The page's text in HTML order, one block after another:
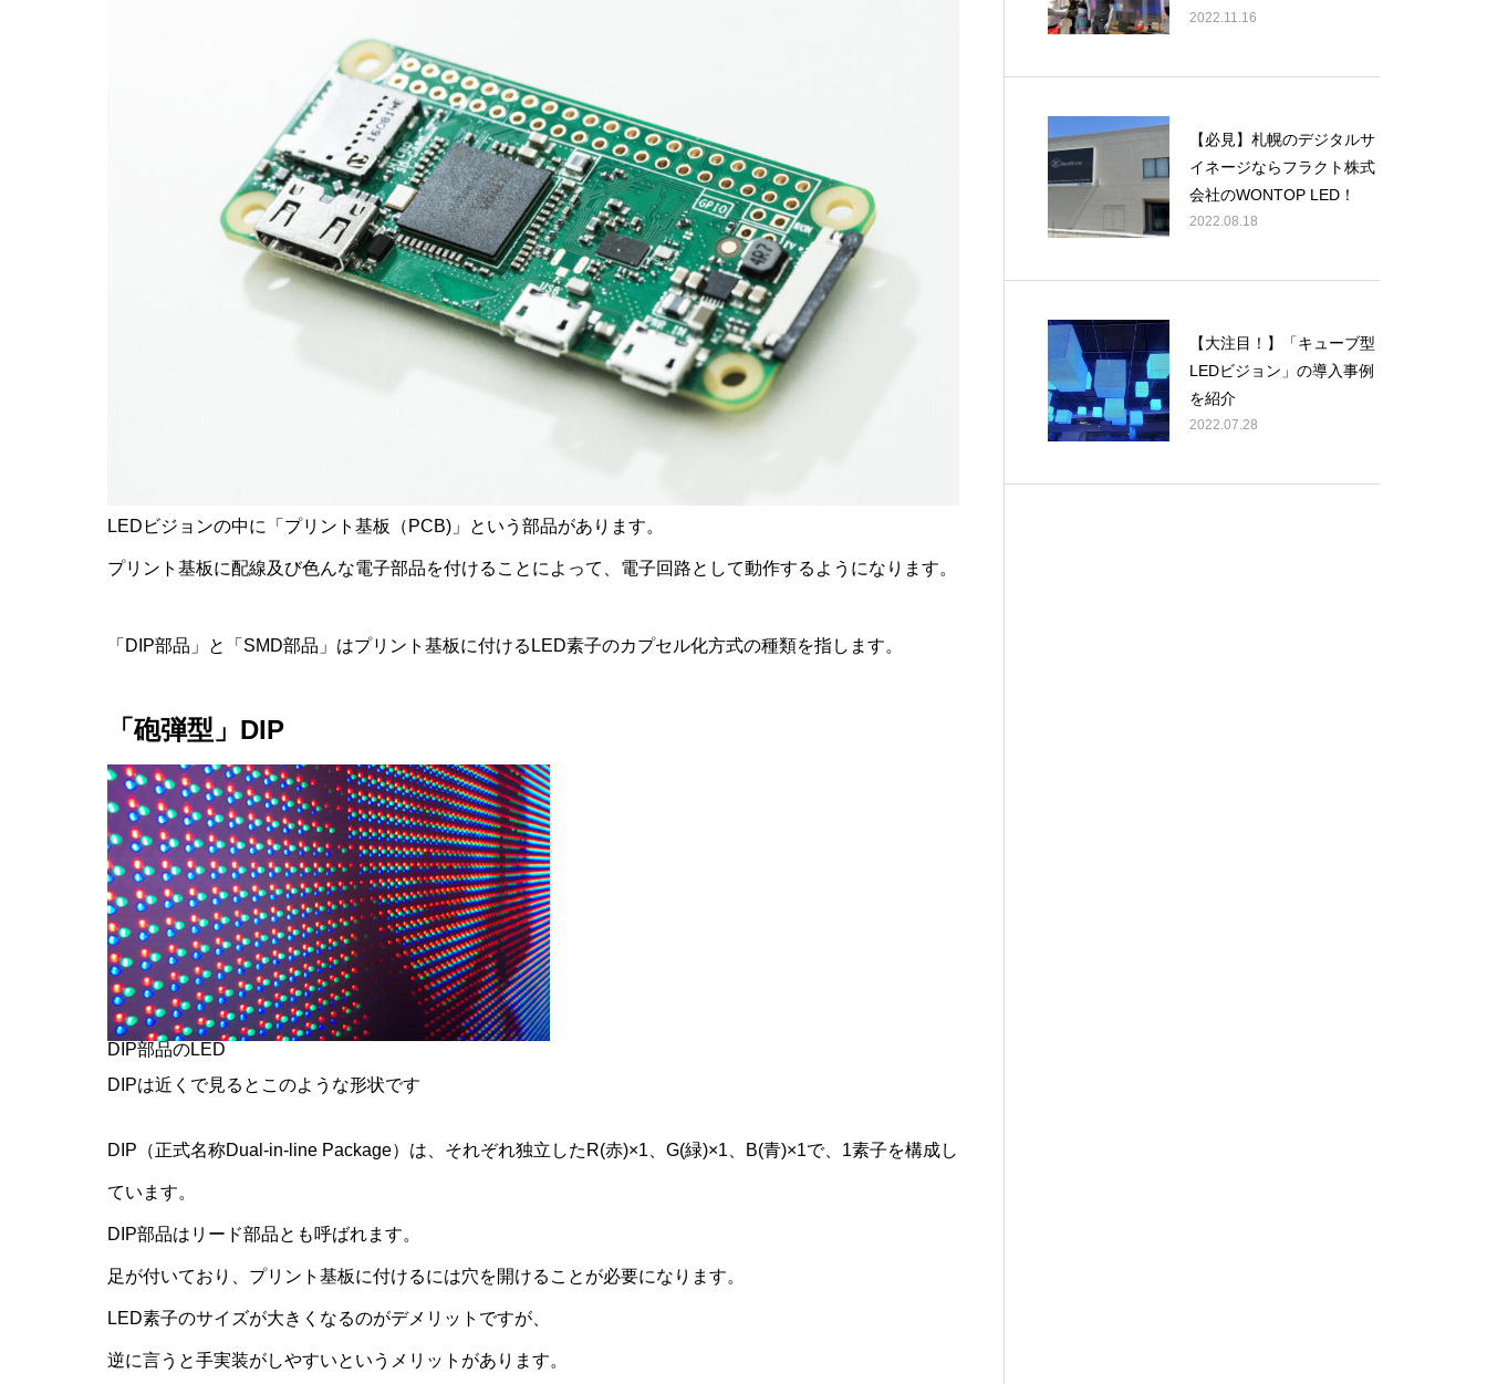
LEDビジョンの中に「プリント基板（PCB)」という部品があります。
プリント基板に配線及び色んな電子部品を付けることによって、電子回路として動作するようになります。
「DIP部品」と「SMD部品」はプリント基板に付けるLED素子のカプセル化方式の種類を指します。
「砲弾型」DIP
DIP部品のLED
DIPは近くで見るとこのような形状です
DIP（正式名称Dual-in-line Package）は、それぞれ独立したR(赤)×1、G(緑)×1、B(青)×1で、1素子を構成し
ています。
DIP部品はリード部品とも呼ばれます。
足が付いており、プリント基板に付けるには穴を開けることが必要になります。
LED素子のサイズが大きくなるのがデメリットですが、
逆に言うと手実装がしやすいというメリットがあります。
2022.11.16
【必見】札幌のデジタルサ
イネージならフラクト株式
会社のWONTOP LED！
2022.08.18
【大注目！】「キューブ型
LEDビジョン」の導入事例
を紹介
2022.07.28